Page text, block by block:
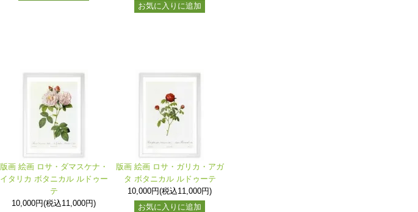
お気に入りに追加
版画 絵画 ロサ・ダマスケナ・
イタリカ ボタニカル ルドゥー
テ
10,000円(税込11,000円)
版画 絵画 ロサ・ガリカ・アガ
タ ボタニカル ルドゥーテ
10,000円(税込11,000円)
お気に入りに追加